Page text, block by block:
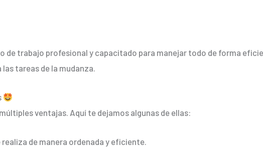
de trabajo profesional y capacitado para manejar todo de forma
tareas de la mudanza.
ventajas. Aquí te dejamos algunas de ellas:
realiza de manera ordenada y eficiente.